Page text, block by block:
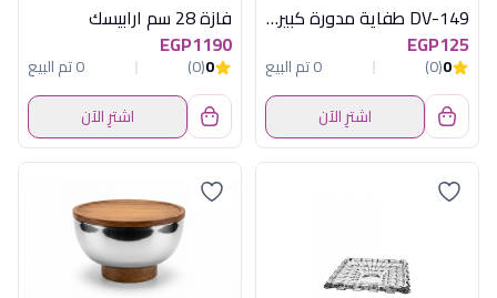
DV-149 طفاية مدورة كبيرة ديفا
EGP125
0
(0)
0 تم البيع
اشترِ الآن
فازة 28 سم ارابيسك
EGP1190
0
(0)
0 تم البيع
اشترِ الآن